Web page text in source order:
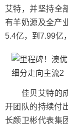
艾特，并坚持全
有羊奶源及全产
5.4亿，到7.99亿
佳贝艾特的成
开团队的持续付
长颜卫彬代表集